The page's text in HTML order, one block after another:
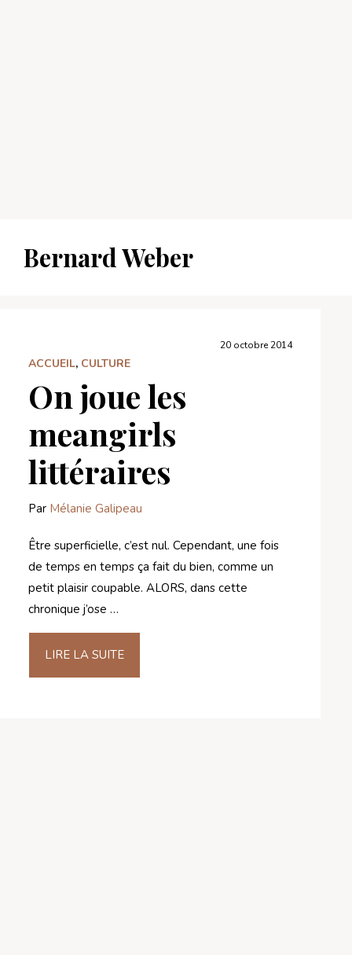
Bernard Weber
20 octobre 2014
ACCUEIL, CULTURE
On joue les
meangirls
littéraires
Par Mélanie Galipeau
Être superficielle, c’est nul. Cependant, une fois
de temps en temps ça fait du bien, comme un
petit plaisir coupable. ALORS, dans cette
chronique j’ose …
LIRE LA SUITE